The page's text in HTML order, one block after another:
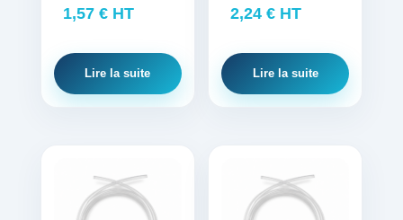
1,57 € HT
Lire la suite
2,24€ HT
Lire la suite
produit